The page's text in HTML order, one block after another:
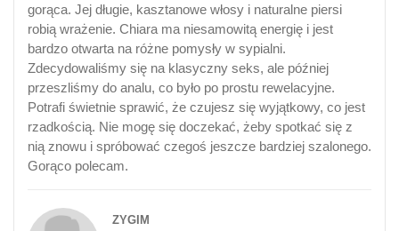
gorąca. Jej długie, kasztanowe włosy i naturalne piersi
robią wrażenie. Chiara ma niesamowitą energię i jest
bardzo otwarta na różne pomysły w sypialni.
Zdecydowaliśmy się na klasyczny seks, ale później
przeszliśmy do analu, co było po prostu rewelacyjne.
Potrafi świetnie sprawić, że czujesz się wyjątkowy, co jest
rzadkością. Nie mogę się doczekać, żeby spotkać się z
nią znowu i spróbować czegoś jeszcze bardziej szalonego.
Gorąco polecam.
ZYGIM